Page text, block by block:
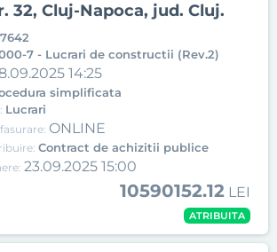
32, Cluj-Napoca, jud. Cluj.
7 - Lucrari de constructii (Rev.2)
14:25
simplificata
Lucrari
ONLINE
Contract de achizitii publice
23.09.2025 15:00
10590152.12 LEI
ATRIBUITA